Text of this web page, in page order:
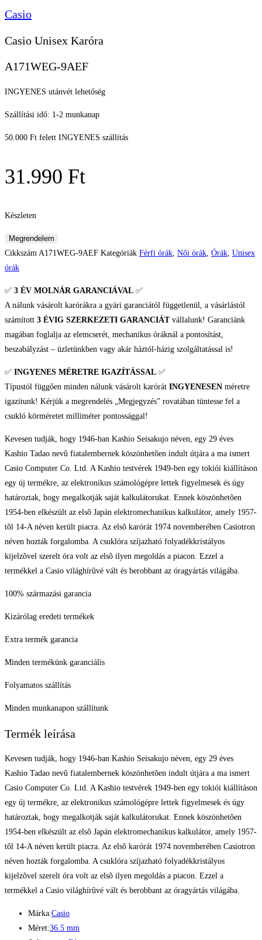
Casio
Casio Unisex Karóra
A171WEG-9AEF
INGYENES utánvét lehetőség
Szállítási idő: 1-2 munkanap
50.000 Ft felett INGYENES szállítás
31.990 Ft
Készleten
Casio
Unisex
Karóra
Megrendelem
Cikkszám A171WEG-9AEF Kategóriák Férfi órák, Női órák, Órák, Unisex
órák
✅ 3 ÉV MOLNÁR GARANCIÁVAL ✅
A nálunk vásárolt karórákra a gyári garanciától függetlenül, a vásárlástól
számított 3 ÉVIG SZERKEZETI GARANCIÁTvállalunk! Garanciánk
magában foglalja az elemcserét, mechanikus óráknál a pontosítást,
beszabályzást – üzletünkben vagy akár háztól-házig szolgáltatással is!
✅ INGYENES MÉRETRE IGAZÍTÁSSAL ✅
Típustól függően minden nálunk vásárolt karórát INGYENESEN méretre
igazítunk! Kérjük a megrendelés „Megjegyzés” rovatában tüntesse fel a
csukló körméretet milliméter pontossággal!
Kevesen tudják, hogy 1946-ban Kashio Seisakujo néven, egy 29 éves
Kashio Tadao nevû fiatalembernek köszönhetõen indult útjára a ma ismert
Casio Computer Co. Ltd. A Kashio testvérek 1949-ben egy tokiói kiállításon
egy új termékre, az elektronikus számológépre lettek figyelmesek és úgy
határoztak, hogy megalkotják saját kalkulátorukat. Ennek köszönhetõen
1954-ben elkészült az elsõ Japán elektromechanikus kalkulátor, amely 1957-
tõl 14-A néven került piacra. Az elsõ karórát 1974 novemberében Casiotron
néven hozták forgalomba. A csuklóra szíjazható folyadékkristályos
kijelzõvel szerelt óra volt az elsõ ilyen megoldás a piacon. Ezzel a
termékkel a Casio világhírûvé vált és berobbant az óragyártás világába.
100% származási garancia
Kizárólag eredeti termékek
Extra termék garancia
Minden termékünk garanciális
Folyamatos szállítás
Minden munkanapon szállítunk
Termék leírása
Kevesen tudják, hogy 1946-ban Kashio Seisakujo néven, egy 29 éves
Kashio Tadao nevû fiatalembernek köszönhetõen indult útjára a ma ismert
Casio Computer Co. Ltd. A Kashio testvérek 1949-ben egy tokiói kiállításon
egy új termékre, az elektronikus számológépre lettek figyelmesek és úgy
határoztak, hogy megalkotják saját kalkulátorukat. Ennek köszönhetõen
1954-ben elkészült az elsõ Japán elektromechanikus kalkulátor, amely 1957-
tõl 14-A néven került piacra. Az elsõ karórát 1974 novemberében Casiotron
néven hozták forgalomba. A csuklóra szíjazható folyadékkristályos
kijelzõvel szerelt óra volt az elsõ ilyen megoldás a piacon. Ezzel a
termékkel a Casio világhírûvé vált és berobbant az óragyártás világába.
Márka:Casio
Méret:36.5 mm